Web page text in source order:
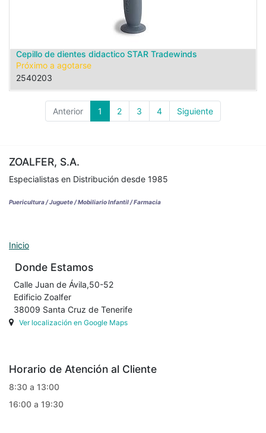
Cepillo de dientes didactico STAR Tradewinds
Próximo a agotarse
2540203
Anterior 1 2 3 4 Siguiente
ZOALFER, S.A.
Especialistas en Distribución desde 1985
Puericultura / Juguete / Mobiliario Infantil / Farmacia
Inicio
Donde Estamos
Calle Juan de Ávila,50-52
Edificio Zoalfer
38009 Santa Cruz de Tenerife
Ver localización en Google Maps
Horario de Atención al Cliente
8:30 a 13:00
16:00 a 19:30